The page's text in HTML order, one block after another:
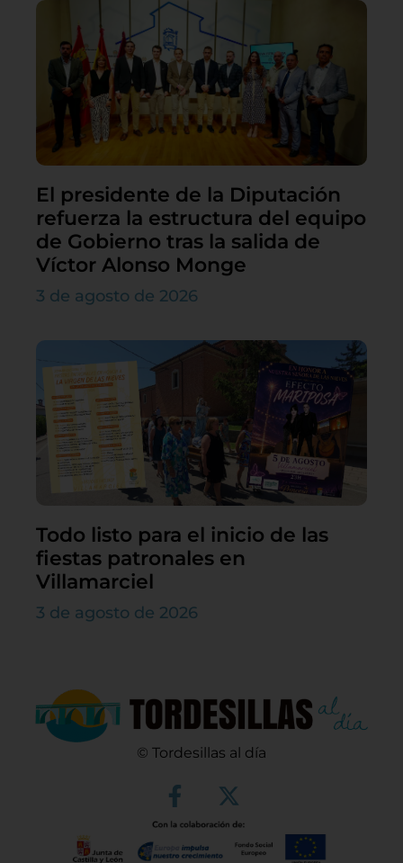
El presidente de la Diputación
refuerza la estructura del equipo
de Gobierno tras la salida de
Víctor Alonso Monge
3 de agosto de 2026
Todo listo para el inicio de las
fiestas patronales en
Villamarciel
3 de agosto de 2026
© Tordesillas al día